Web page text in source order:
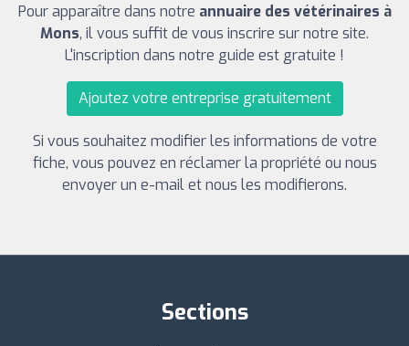
Pour apparaître dans notre annuaire des vétérinaires à
Mons, il vous suffit de vous inscrire sur notre site.
L'inscription dans notre guide est gratuite !
Ajoutez votre entreprise gratuitement
Si vous souhaitez modifier les informations de votre
fiche, vous pouvez en réclamer la propriété ou nous
envoyer un e-mail et nous les modifierons.
Sections